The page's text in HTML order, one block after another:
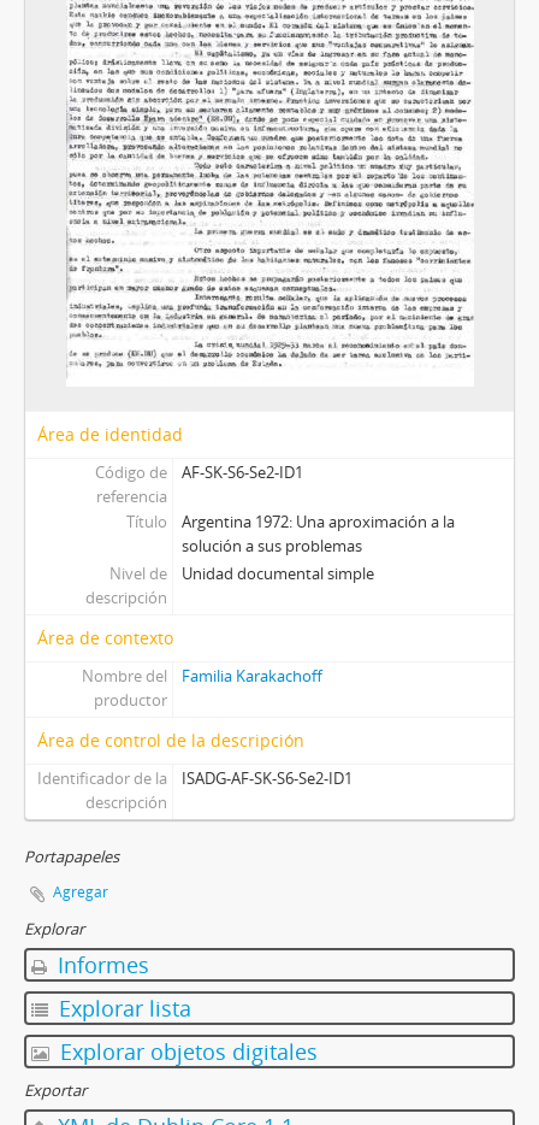
Área de identidad
Código de
referencia
AF-SK-S6-Se2-ID1
Título
Argentina 1972: Una aproximación a la
solución a sus problemas
Nivel de
descripción
Unidad documental simple
Área de contexto
Nombre del
productor
Familia Karakachoff
Área de control de la descripción
Identificador de la
descripción
ISADG-AF-SK-S6-Se2-ID1
Portapapeles
Agregar
Explorar
Informes
Explorar lista
Explorar objetos digitales
Exportar